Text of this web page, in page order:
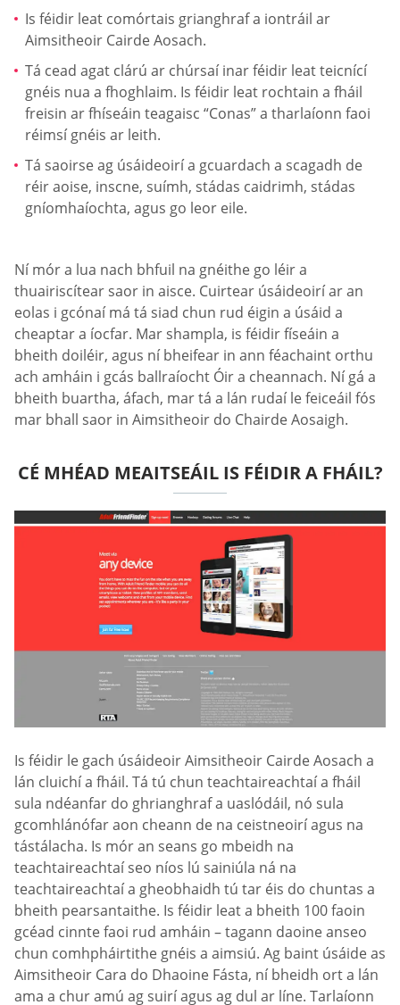
Is féidir leat comórtais grianghraf a iontráil ar
Aimsitheoir Cairde Aosach.
Tá cead agat clárú ar chúrsaí inar féidir leat teicnící
gnéis nua a fhoghlaim. Is féidir leat rochtain a fháil
freisin ar fhíseáin teagaisc “Conas” a tharlaíonn faoi
réimsí gnéis ar leith.
Tá saoirse ag úsáideoirí a gcuardach a scagadh de
réir aoise, inscne, suímh, stádas caidrimh, stádas
gníomhaíochta, agus go leor eile.
Ní mór a lua nach bhfuil na gnéithe go léir a
thuairiscítear saor in aisce. Cuirtear úsáideoirí ar an
eolas i gcónaí má tá siad chun rud éigin a úsáid a
cheaptar a íocfar. Mar shampla, is féidir físeáin a
bheith doiléir, agus ní bheifear in ann féachaint orthu
ach amháin i gcás ballraíocht Óir a cheannach. Ní gá a
bheith buartha, áfach, mar tá a lán rudaí le feiceáil fós
mar bhall saor in Aimsitheoir do Chairde Aosaigh.
CÉ MHÉAD MEAITSEÁIL IS FÉIDIR A FHÁIL?
Is féidir le gach úsáideoir Aimsitheoir Cairde Aosach a
lán cluichí a fháil. Tá tú chun teachtaireachtaí a fháil
sula ndéanfar do ghrianghraf a uaslódáil, nó sula
gcomhlánófar aon cheann de na ceistneoirí agus na
tástálacha. Is mór an seans go mbeidh na
teachtaireachtaí seo níos lú sainiúla ná na
teachtaireachtaí a gheobhaidh tú tar éis do chuntas a
bheith pearsantaithe. Is féidir leat a bheith 100 faoin
gcéad cinnte faoi rud amháin – tagann daoine anseo
chun comhpháirtithe gnéis a aimsiú. Ag baint úsáide as
Aimsitheoir Cara do Dhaoine Fásta, ní bheidh ort a lán
ama a chur amú ag suirí agus ag dul ar líne. Tarlaíonn